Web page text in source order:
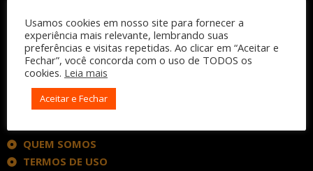
INSTITUCIONAL
QUEM SOMOS
TERMOS DE USO
Usamos cookies em nosso site para fornecer a
experiência mais relevante, lembrando suas
preferências e visitas repetidas. Ao clicar em “Aceitar e
Fechar”, você concorda com o uso de TODOS os
cookies. Leia mais
Aceitar e Fechar